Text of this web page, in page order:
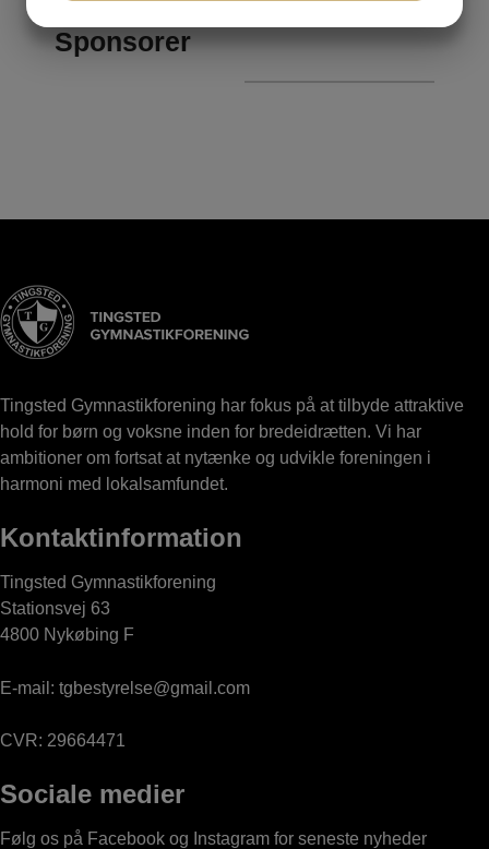
Sponsorer
Tingsted Gymnastikforening har fokus på at tilbyde attraktive
hold for børn og voksne inden for bredeidrætten. Vi har
ambitioner om fortsat at nytænke og udvikle foreningen i
harmoni med lokalsamfundet.
Kontaktinformation
Tingsted Gymnastikforening
Stationsvej 63
4800 Nykøbing F
E-mail: tgbestyrelse@gmail.com
CVR: 29664471
Sociale medier
Følg os på Facebook og Instagram for seneste nyheder
MARKETING